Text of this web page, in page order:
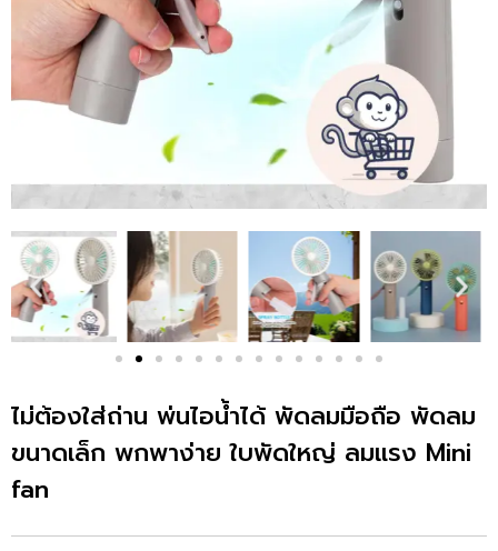
ไม่ต้องใส่ถ่าน พ่นไอน้ำได้ พัดลมมือถือ พัดลม
ขนาดเล็ก พกพาง่าย ใบพัดใหญ่ ลมแรง Mini
fan